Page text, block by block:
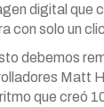
digital que
con solo un
debemos
Matt
que creó